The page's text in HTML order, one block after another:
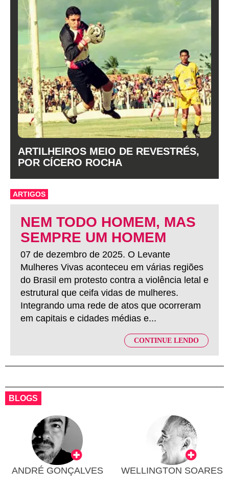
ARTILHEIROS MEIO DE REVESTRÉS,
POR CÍCERO ROCHA
ARTIGOS
NEM TODO HOMEM, MAS
SEMPRE UM HOMEM
07 de dezembro de 2025. O Levante
Mulheres Vivas aconteceu em várias regiões
do Brasil em protesto contra a violência letal e
estrutural que ceifa vidas de mulheres.
Integrando uma rede de atos que ocorreram
em capitais e cidades médias e...
CONTINUE LENDO
BLOGS
ANDRÉ GONÇALVES WELLINGTON SOARES